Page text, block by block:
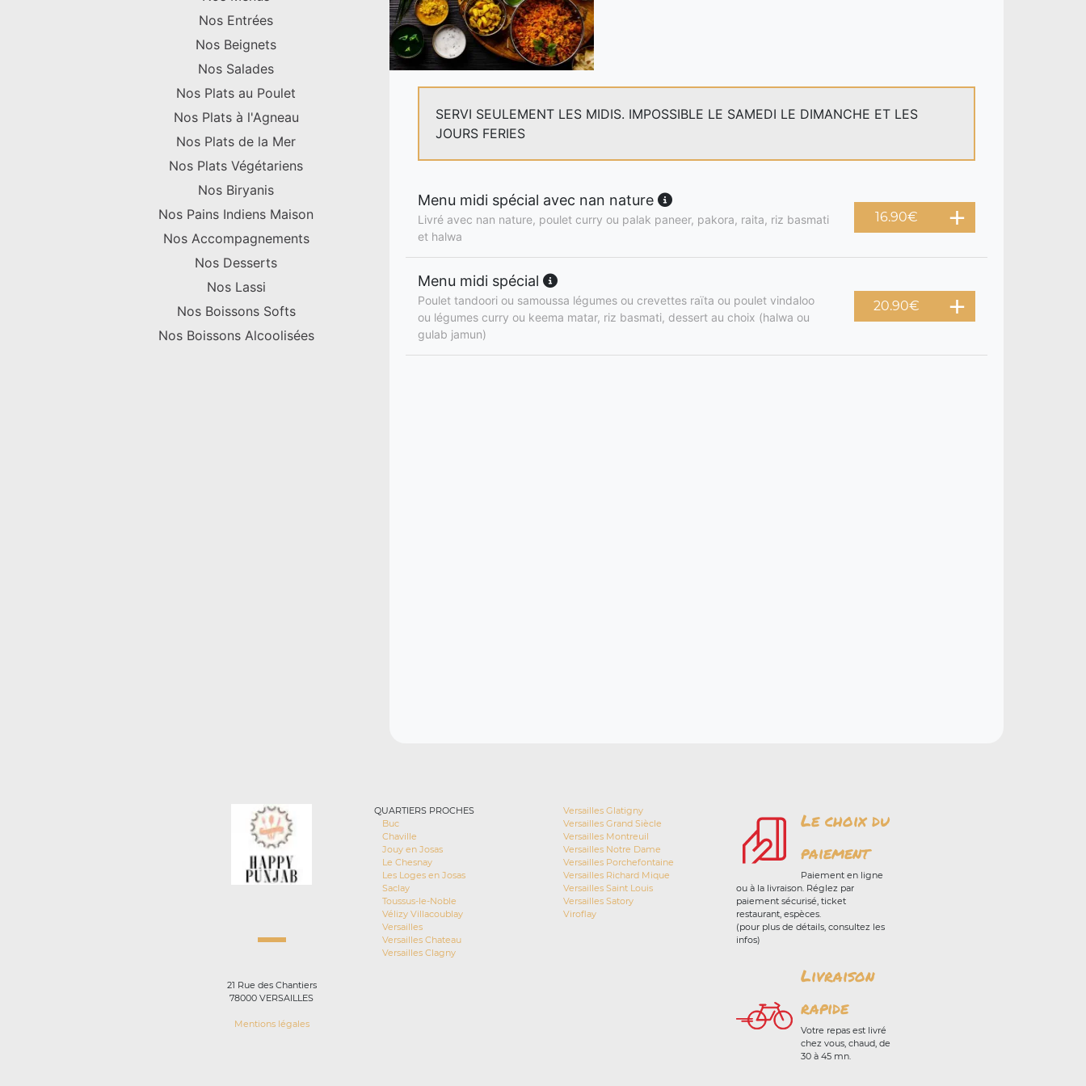
Nos Entrées
Nos Beignets
Nos Salades
Nos Plats au Poulet
Nos Plats à l'Agneau
Nos Plats de la Mer
Nos Plats Végétariens
Nos Biryanis
Nos Pains Indiens Maison
Nos Accompagnements
Nos Desserts
Nos Lassi
Nos Boissons Softs
Nos Boissons Alcoolisées
SERVI SEULEMENT LES MIDIS. IMPOSSIBLE LE SAMEDI LE DIMANCHE ET LES
JOURS FERIES
Menu midi spécial avec nan nature
Livré avec nan nature, poulet curry ou palak paneer, pakora, raita, riz basmati
et halwa
16.90€
Menu midi spécial
Poulet tandoori ou samoussa légumes ou crevettes raïta ou poulet vindaloo
ou légumes curry ou keema matar, riz basmati, dessert au choix (halwa ou
gulab jamun)
20.90€
21 Rue des Chantiers
78000 VERSAILLES
Mentions légales
QUARTIERS PROCHES
Buc
Chaville
Jouy en Josas
Le Chesnay
Les Loges en Josas
Saclay
Toussus-le-Noble
Vélizy Villacoublay
Versailles
Versailles Chateau
Versailles Clagny
Versailles Glatigny
Versailles Grand Siècle
Versailles Montreuil
Versailles Notre Dame
Versailles Porchefontaine
Versailles Richard Mique
Versailles Saint Louis
Versailles Satory
Viroflay
Le choix du
paiement
Paiement en ligne
ou à la livraison. Réglez par
paiement sécurisé, ticket
restaurant, espèces.
(pour plus de détails, consultez les
infos)
Livraison
rapide
Votre repas est livré
chez vous, chaud, de
30 à 45 mn.